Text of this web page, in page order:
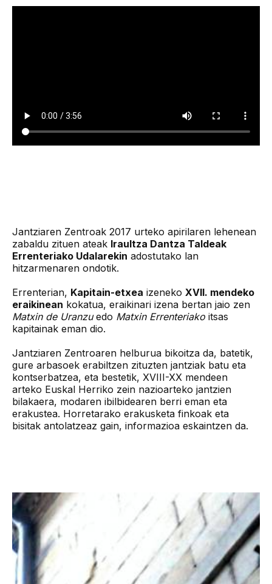
Jantziaren Zentroak 2017 urteko apirilaren lehenean
zabaldu zituen ateak Iraultza Dantza Taldeak
Errenteriako Udalarekin adostutako lan
hitzarmenaren ondotik.
Errenterian, Kapitain-etxea izeneko XVII. mendeko
eraikinean kokatua, eraikinari izena bertan jaio zen
Matxin de Uranzuedo Matxin Errenteriako itsas
kapitainak eman dio.
Jantziaren Zentroaren helburua bikoitza da, batetik,
gure arbasoek erabiltzen zituzten jantziak batu eta
kontserbatzea, eta bestetik, XVIII-XX mendeen
arteko Euskal Herriko zein nazioarteko jantzien
bilakaera, modaren ibilbidearen berri eman eta
erakustea. Horretarako erakusketa finkoak eta
bisitak antolatzeaz gain, informazioa eskaintzen da.